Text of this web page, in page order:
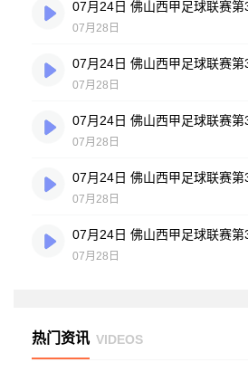
07月28日
07月28日
07月28日
07月28日
07月28日
热门资讯 VIDEOS